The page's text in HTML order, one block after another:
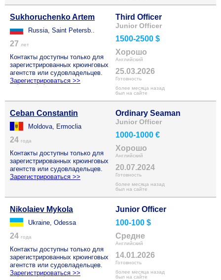
Sukhoruchenko Artem
Russia, Saint Petersb..
27 лет
Контакты доступны только для
зарегистрированных крюинговых
агентств или судовладельцев.
Зарегистрироваться >>
Third Officer
Junior Officer
1500-2500 $
Хорошо
Английский
25.03.2026
Готовность
более месяца назад
был на сайте
Ceban Constantin
Moldova, Ermoclia
24 года
Контакты доступны только для
зарегистрированных крюинговых
агентств или судовладельцев.
Зарегистрироваться >>
Ordinary Seaman
Junior Officer
1000-1000 €
Хорошо
Английский
20.07.2024
Готовность
более месяца назад
был на сайте
Nikolaiev Mykola
Ukraine, Odessa
24 года
Контакты доступны только для
зарегистрированных крюинговых
агентств или судовладельцев.
Зарегистрироваться >>
Junior Officer
100-100 $
Средне
Английский
14.01.2026
Готовность
более месяца назад
был на сайте